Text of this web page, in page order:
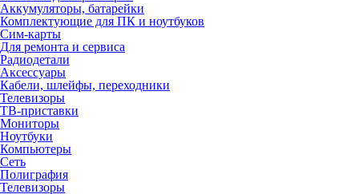
Аккумуляторы, батарейки
Комплектующие для ПК и ноутбуков
Сим-карты
Для ремонта и сервиса
Радиодетали
Аксессуары
Кабели, шлейфы, переходники
Телевизоры
ТВ-приставки
Мониторы
Ноутбуки
Компьютеры
Сеть
Полиграфия
Телевизоры